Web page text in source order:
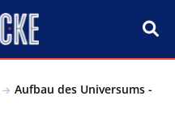
Aufbau des Universums -